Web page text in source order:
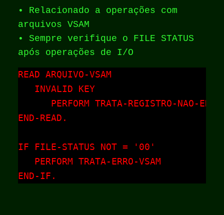
• Relacionado a operações com
arquivos VSAM
• Sempre verifique o FILE STATUS
após operações de I/O
READ ARQUIVO-VSAM
   INVALID KEY
PERFORM TRATA-REGISTRO-NAO-
END-READ.
IF FILE-STATUS NOT = '00'
   PERFORM TRATA-ERRO-VSAM
END-IF.